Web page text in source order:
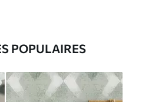
POPULAIRES